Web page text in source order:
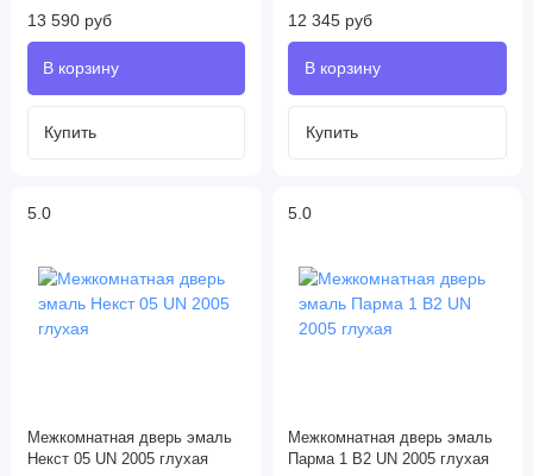
сторон
13 590 руб
сторон глухая
12 345 руб
5.0
Межкомнатная дверь эмаль
Некст 05 UN 2005 глухая
5.0
Межкомнатная дверь эмаль
Парма 1 В2 UN 2005 глухая